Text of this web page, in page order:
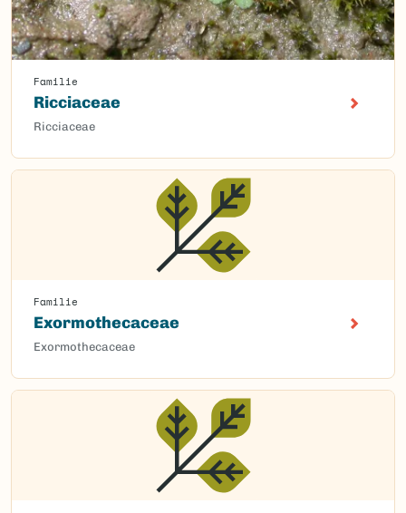
Familie
Ricciaceae
Ricciaceae
Familie
Exormothecaceae
Exormothecaceae